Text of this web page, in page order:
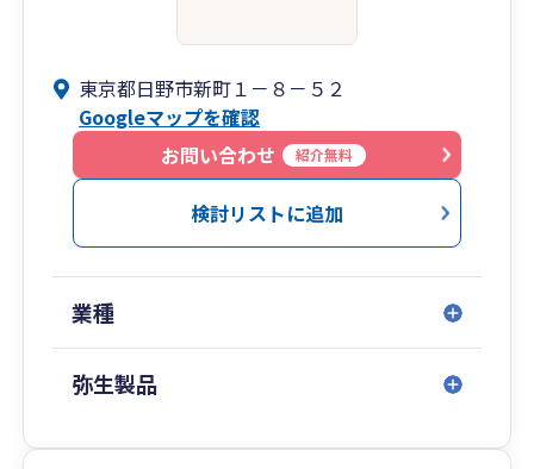
東京都日野市新町１－８－５２
Googleマップを確認
お問い合わせ
紹介無料
検討リストに追加
業種
弥生製品